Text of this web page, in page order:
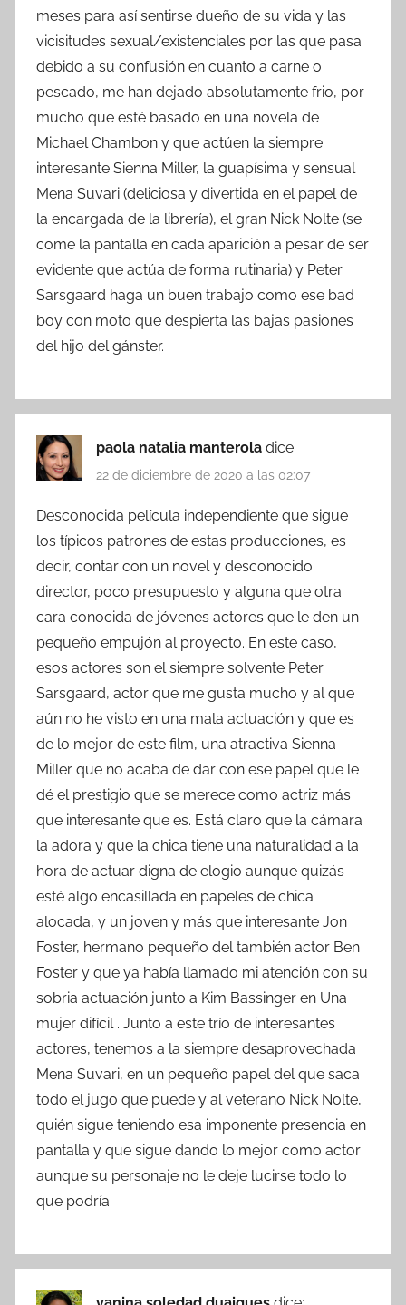
meses para así sentirse dueño de su vida y las
vicisitudes sexual/existenciales por las que pasa
debido a su confusión en cuanto a carne o
pescado, me han dejado absolutamente frio, por
mucho que esté basado en una novela de
Michael Chambon y que actúen la siempre
interesante Sienna Miller, la guapísima y sensual
Mena Suvari (deliciosa y divertida en el papel de
la encargada de la librería), el gran Nick Nolte (se
come la pantalla en cada aparición a pesar de ser
evidente que actúa de forma rutinaria) y Peter
Sarsgaard haga un buen trabajo como ese bad
boy con moto que despierta las bajas pasiones
del hijo del gánster.
paola natalia manterola dice:
22 de diciembre de 2020 a las 02:07
Desconocida película independiente que sigue
los típicos patrones de estas producciones, es
decir, contar con un novel y desconocido
director, poco presupuesto y alguna que otra
cara conocida de jóvenes actores que le den un
pequeño empujón al proyecto. En este caso,
esos actores son el siempre solvente Peter
Sarsgaard, actor que me gusta mucho y al que
aún no he visto en una mala actuación y que es
de lo mejor de este film, una atractiva Sienna
Miller que no acaba de dar con ese papel que le
dé el prestigio que se merece como actriz más
que interesante que es. Está claro que la cámara
la adora y que la chica tiene una naturalidad a la
hora de actuar digna de elogio aunque quizás
esté algo encasillada en papeles de chica
alocada, y un joven y más que interesante Jon
Foster, hermano pequeño del también actor Ben
Foster y que ya había llamado mi atención con su
sobria actuación junto a Kim Bassinger en Una
mujer difícil . Junto a este trío de interesantes
actores, tenemos a la siempre desaprovechada
Mena Suvari, en un pequeño papel del que saca
todo el jugo que puede y al veterano Nick Nolte,
quién sigue teniendo esa imponente presencia en
pantalla y que sigue dando lo mejor como actor
aunque su personaje no le deje lucirse todo lo
que podría.